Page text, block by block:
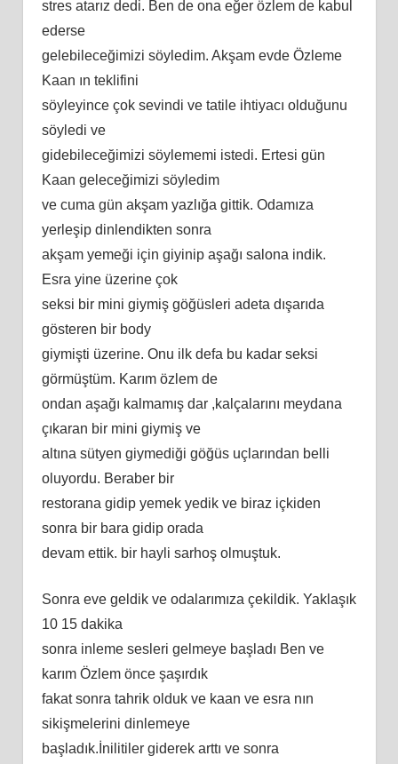
stres atarız dedi. Ben de ona eğer özlem de kabul
ederse
gelebileceğimizi söyledim. Akşam evde Özleme
Kaan ın teklifini
söyleyince çok sevindi ve tatile ihtiyacı olduğunu
söyledi ve
gidebileceğimizi söylememi istedi. Ertesi gün
Kaan geleceğimizi söyledim
ve cuma gün akşam yazlığa gittik. Odamıza
yerleşip dinlendikten sonra
akşam yemeği için giyinip aşağı salona indik.
Esra yine üzerine çok
seksi bir mini giymiş göğüsleri adeta dışarıda
gösteren bir body
giymişti üzerine. Onu ilk defa bu kadar seksi
görmüştüm. Karım özlem de
ondan aşağı kalmamış dar ,kalçalarını meydana
çıkaran bir mini giymiş ve
altına sütyen giymediği göğüs uçlarından belli
oluyordu. Beraber bir
restorana gidip yemek yedik ve biraz içkiden
sonra bir bara gidip orada
devam ettik. bir hayli sarhoş olmuştuk.
Sonra eve geldik ve odalarımıza çekildik. Yaklaşık
10 15 dakika
sonra inleme sesleri gelmeye başladı Ben ve
karım Özlem önce şaşırdık
fakat sonra tahrik olduk ve kaan ve esra nın
sikişmelerini dinlemeye
başladık.İnilitiler giderek arttı ve sonra